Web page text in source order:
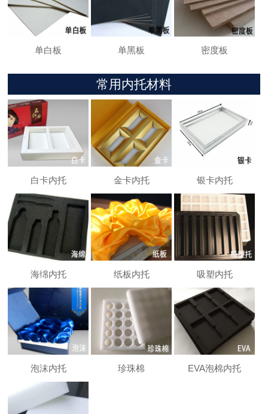
单白板 单黑板 密度板
常用内托材料
白卡内托 金卡内托 银卡内托
海绵内托 纸板内托 吸塑内托
泡沫内托 珍珠棉 EVA泡棉内托